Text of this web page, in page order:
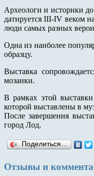
Археологи и историки
датируется III-IV веком
люди самых разных
Одна из наиболее
образцу.
Выставка
мозаики.
В рамках этой
которой выставлены в
После завершения
город Лод.
Поделиться…
Отзывы и